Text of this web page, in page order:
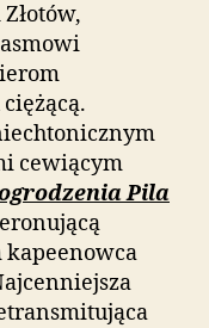
cewiącym
Pila
kapeenowca